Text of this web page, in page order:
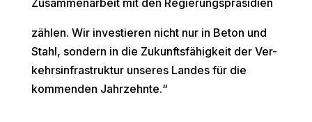
Zusammenarbeit mit den Regierungspräsidien
zählen. Wir investieren nicht nur in Beton und
Stahl, sondern in die Zukunftsfähigkeit der Ver-
kehrsinfrastruktur unseres Landes für die
kommenden Jahrzehnte.“